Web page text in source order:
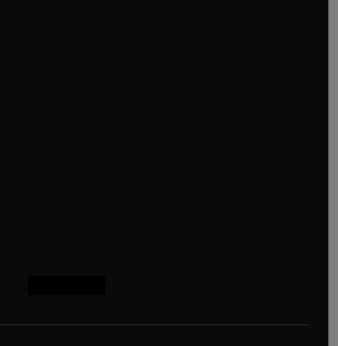
in new tab/window
tab/window
in new tab/window